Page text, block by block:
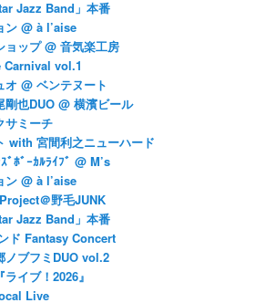
Jazz Band」本番
ン @ à l’aise
ョップ @ 音気楽工房
Carnival vol.1
@ ベンテヌート
也DUO @ 横濱ビール
サミーチ
with 宮間利之ニューハード
ﾞﾎﾞｰｶﾙﾗｲﾌﾞ @ M’s
ン @ à l’aise
＠野毛JUNK
Jazz Band」本番
ド Fantasy Concert
ノブフミDUO vol.2
イブ！2026』
Live